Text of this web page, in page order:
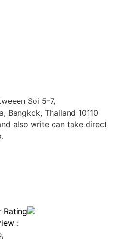
Soi 5-7,
Bangkok, Thailand 10110
also write can take direct
Rating
: